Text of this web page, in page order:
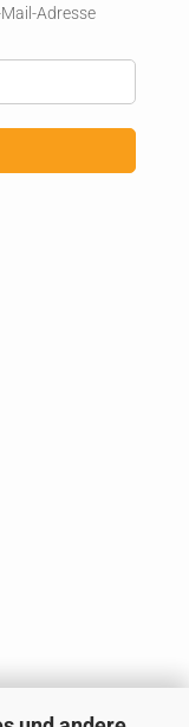
Adresse